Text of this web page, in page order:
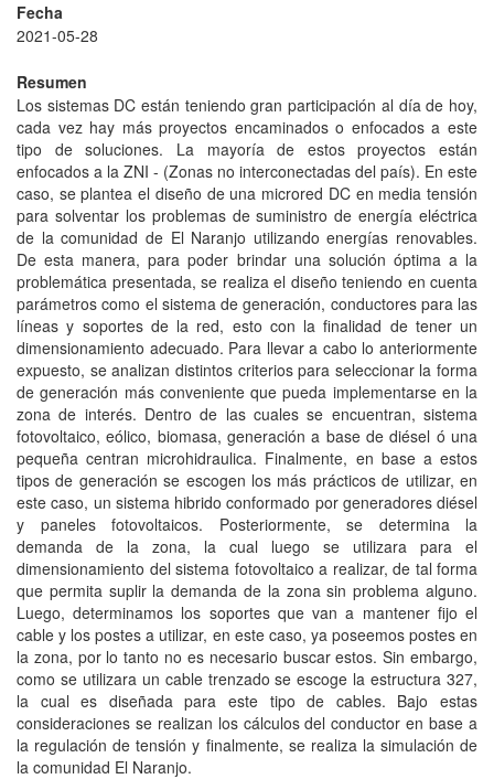
Fecha
2021-05-28
Resumen
Los sistemas DC están teniendo gran participación al día de hoy,
cada vez hay más proyectos encaminados o enfocados a este
tipo de soluciones. La mayoría de estos proyectos están
enfocados a la ZNI - (Zonas no interconectadas del país). En este
caso, se plantea el diseño de una microred DC en media tensión
para solventar los problemas de suministro de energía eléctrica
de la comunidad de El Naranjo utilizando energías renovables.
De esta manera, para poder brindar una solución óptima a la
problemática presentada, se realiza el diseño teniendo en cuenta
parámetros como el sistema de generación, conductores para las
líneas y soportes de la red, esto con la finalidad de tener un
dimensionamiento adecuado. Para llevar a cabo lo anteriormente
expuesto, se analizan distintos criterios para seleccionar la forma
de generación más conveniente que pueda implementarse en la
zona de interés. Dentro de las cuales se encuentran, sistema
fotovoltaico, eólico, biomasa, generación a base de diésel ó una
pequeña centran microhidraulica. Finalmente, en base a estos
tipos de generación se escogen los más prácticos de utilizar, en
este caso, un sistema hibrido conformado por generadores diésel
y paneles fotovoltaicos. Posteriormente, se determina la
demanda de la zona, la cual luego se utilizara para el
dimensionamiento del sistema fotovoltaico a realizar, de tal forma
que permita suplir la demanda de la zona sin problema alguno.
Luego, determinamos los soportes que van a mantener fijo el
cable y los postes a utilizar, en este caso, ya poseemos postes en
la zona, por lo tanto no es necesario buscar estos. Sin embargo,
como se utilizara un cable trenzado se escoge la estructura 327,
la cual es diseñada para este tipo de cables. Bajo estas
consideraciones se realizan los cálculos del conductor en base a
la regulación de tensión y finalmente, se realiza la simulación de
la comunidad El Naranjo.